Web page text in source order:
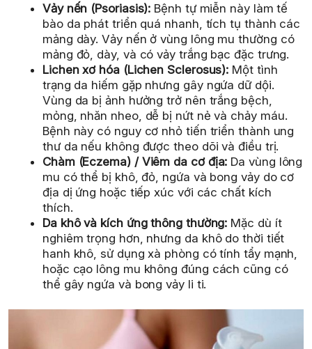
Vảy nến (Psoriasis): Bệnh tự miễn này làm tế
bào da phát triển quá nhanh, tích tụ thành các
mảng dày. Vảy nến ở vùng lông mu thường có
mảng đỏ, dày, và có vảy trắng bạc đặc trưng.
Lichen xơ hóa (Lichen Sclerosus): Một tình
trạng da hiếm gặp nhưng gây ngứa dữ dội.
Vùng da bị ảnh hưởng trở nên trắng bệch,
mỏng, nhăn nheo, dễ bị nứt nẻ và chảy máu.
Bệnh này có nguy cơ nhỏ tiến triển thành ung
thư da nếu không được theo dõi và điều trị.
Chàm (Eczema) / Viêm da cơ địa: Da vùng lông
mu có thể bị khô, đỏ, ngứa và bong vảy do cơ
địa dị ứng hoặc tiếp xúc với các chất kích
thích.
Da khô và kích ứng thông thường: Mặc dù ít
nghiêm trọng hơn, nhưng da khô do thời tiết
hanh khô, sử dụng xà phòng có tính tẩy mạnh,
hoặc cạo lông mu không đúng cách cũng có
thể gây ngứa và bong vảy li ti.